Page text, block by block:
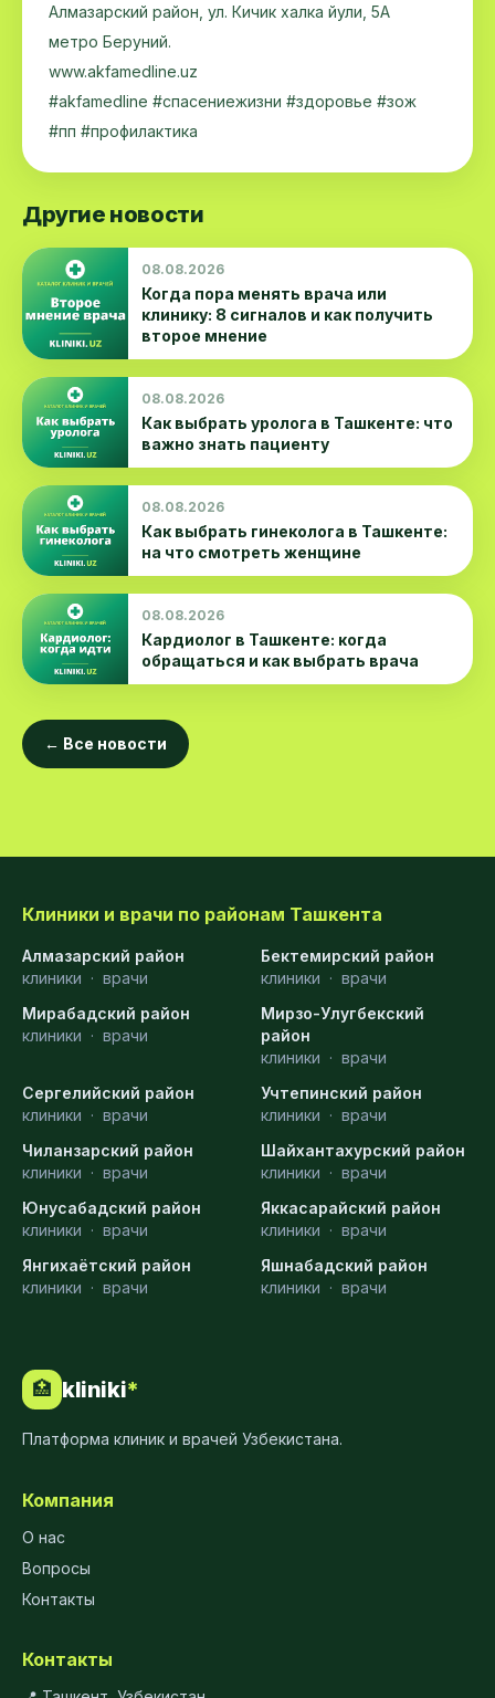
Алмазарский район, ул. Кичик халка йули, 5А
метро Беруний.
www.akfamedline.uz
#akfamedline #спасениежизни #здоровье #зож
#пп #профилактика
Другие новости
08.08.2026
Когда пора менять врача или
клинику: 8 сигналов и как получить
второе мнение
08.08.2026
Как выбрать уролога в Ташкенте: что
важно знать пациенту
08.08.2026
Как выбрать гинеколога в Ташкенте:
на что смотреть женщине
08.08.2026
Кардиолог в Ташкенте: когда
обращаться и как выбрать врача
← Все новости
Клиники и врачи по районам Ташкента
Алмазарский район
клиники · врачи
Бектемирский район
клиники · врачи
Мирабадский район
клиники · врачи
Мирзо-Улугбекский
район
клиники · врачи
Сергелийский район
клиники · врачи
Учтепинский район
клиники · врачи
Чиланзарский район
клиники · врачи
Шайхантахурский район
клиники · врачи
Юнусабадский район
клиники · врачи
Яккасарайский район
клиники · врачи
Янгихаётский район
клиники · врачи
Яшнабадский район
клиники · врачи
🏥 kliniki*
Платформа клиник и врачей Узбекистана.
Компания
О нас
Вопросы
Контакты
Контакты